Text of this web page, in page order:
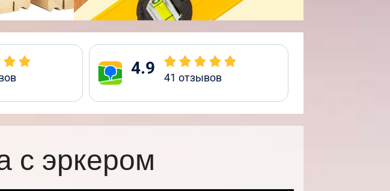
4.9 41 отзывов
с эркером